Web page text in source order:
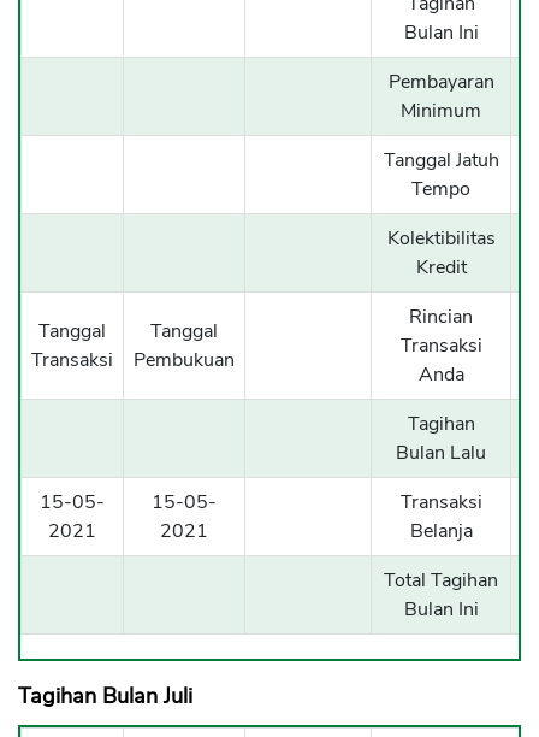
Bulan Ini
Pembayaran
Minimum
Tanggal Jatuh
Tempo
Kolektibilitas
Kredit
Tanggal
Transaksi
Tanggal
Pembukuan
Rincian
Transaksi
Anda
Tagihan
Bulan Lalu
15-05-
2021
15-05-
2021
Transaksi
Belanja
Total Tagihan
Bulan Ini
Tagihan Bulan Juli